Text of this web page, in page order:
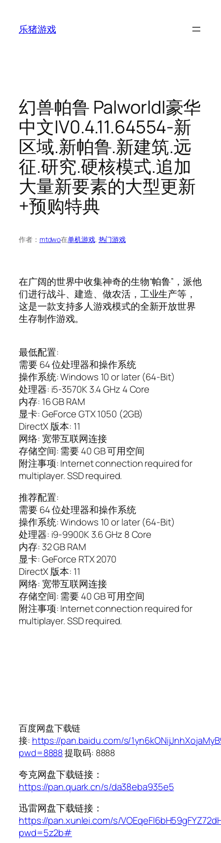
乐猪游戏
幻兽帕鲁 Palworld|豪华
中文|V0.4.11.64554-新
区域.新帕鲁.新建筑.远
征.研究.硬核模式.追加
大量新要素的大型更新
+预购特典
作者： mtdwo在单机游戏, 热门游戏
在广阔的世界中收集神奇的生物“帕鲁”，派他
们进行战斗、建造、做农活，工业生产等，
这是一款支持多人游戏模式的全新开放世界
生存制作游戏。
最低配置:
需要 64 位处理器和操作系统
操作系统: Windows 10 or later (64-Bit)
处理器: i5-3570K 3.4 GHz 4 Core
内存: 16 GB RAM
显卡: GeForce GTX 1050 (2GB)
DirectX 版本: 11
网络: 宽带互联网连接
存储空间: 需要 40 GB 可用空间
附注事项: Internet connection required for
multiplayer. SSD required.
推荐配置:
需要 64 位处理器和操作系统
操作系统: Windows 10 or later (64-Bit)
处理器: i9-9900K 3.6 GHz 8 Core
内存: 32 GB RAM
显卡: GeForce RTX 2070
DirectX 版本: 11
网络: 宽带互联网连接
存储空间: 需要 40 GB 可用空间
附注事项: Internet connection required for
multiplayer. SSD required.
百度网盘下载链
接: https://pan.baidu.com/s/
pwd=8888提取码: 8888
夸克网盘下载链接：
https://pan.quark.cn/s/da38eba935e5
迅雷网盘下载链接：
https://pan.xunlei.com/s/
pwd=5z2b#